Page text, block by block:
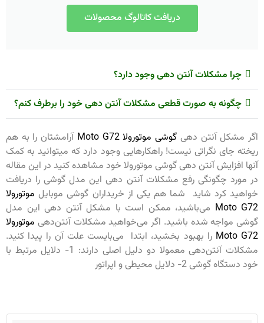
دریافت کاتالوگ محصولات
چرا مشکلات آنتن دهی وجود دارد؟
چگونه به صورت قطعی مشکلات آنتن دهی خود را برطرف کنم؟
اگر مشکل آنتن دهی گوشی موتورولا Moto G72
آرامشتان را به هم
ریخته جای نگراتی نیست! راهکارهایی وجود دارد که میتوانید به کمک
آنها افزایش آنتن دهی گوشی موتورولا خود مشاهده کنید در این مقاله
در مورد چگونگی رفع مشکلات آنتن دهی این مدل گوشی را دریافت
خواهید کرد شاید شما هم یکی از خریداران گوشی موبایلموتورولا
Moto G72 می‌باشید، ممکن است با مشکل آنتن دهی این مدل
گوشی مواجه شده باشید. اگر می‌خواهید مشکلات آنتن‌دهی موتورولا
Moto G72 را بهبود بخشید، ابتدا می‌بایست علت آن را پیدا کنید.
مشکلات آنتن‌دهی معمولا دو دلیل اصلی دارند: 1- دلایل مرتبط با
خود دستگاه گوشی 2- دلایل محیطی و اپراتور